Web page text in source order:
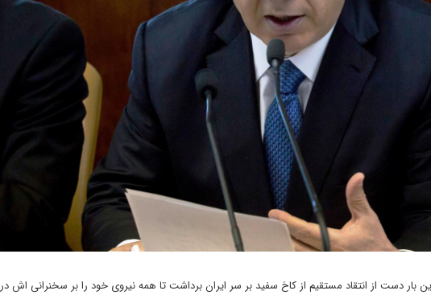
بار دست از انتقاد مستقیم از کاخ سفید بر سر ایران برداشت تا همه نیروی خود را بر سخنرانی اش در